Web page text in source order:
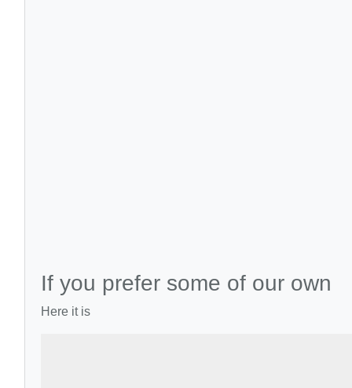
If you prefer some of our own
Here it is